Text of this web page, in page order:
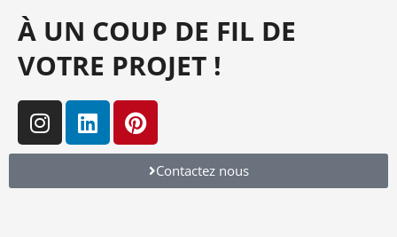
À UN COUP DE FIL DE
VOTRE PROJET !
Contactez nous